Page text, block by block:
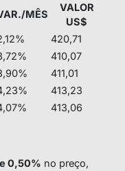
MÊS
VALOR
US$
420,71
410,07
411,01
413,23
413,06
0,50% no preço,